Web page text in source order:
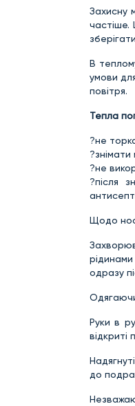
Захисну
частіше.
В
умови
повітря.
Тепла
?не
?не
?після
Щодо
одразу
Руки в
до